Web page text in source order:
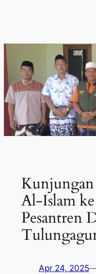
Al-Islam
Pesantren
Apr 24, 2025